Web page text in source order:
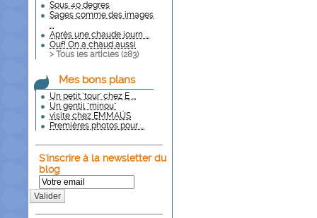
Sous 40 degres
Sages comme des images
...
Après une chaude journ ...
Ouf! On a chaud aussi
> Tous les articles (283)
Mes bons plans
Un petit 'tour' chez E ...
Un gentil "minou"
visite chez EMMAÜS
Premières photos pour ...
S'inscrire à la newsletter du
blog
Valider